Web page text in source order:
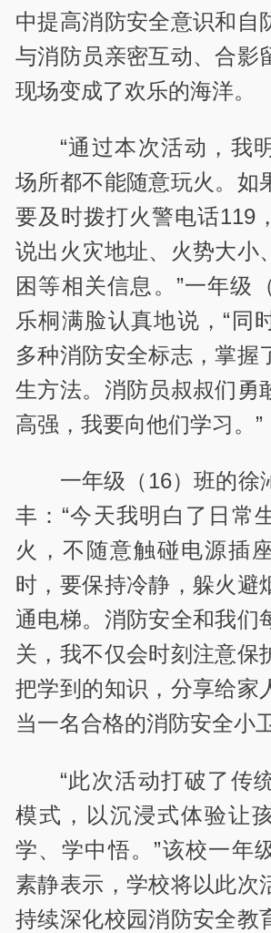
中提高消防安全意识和自
与消防员亲密互动、合影
现场变成了欢乐的海洋。
“通过本次活动，我
场所都不能随意玩火。如
要及时拨打火警电话119
说出火灾地址、火势大小
困等相关信息。”一年级
乐桐满脸认真地说，“同
多种消防安全标志，掌握
生方法。消防员叔叔们勇
高强，我要向他们学习。”
一年级（16）班的徐
丰：“今天我明白了日常
火，不随意触碰电源插
时，要保持冷静，躲火避
通电梯。消防安全和我们
关，我不仅会时刻注意保
把学到的知识，分享给家
当一名合格的消防安全小
“此次活动打破了传
模式，以沉浸式体验让
学、学中悟。”该校一年
素静表示，学校将以此次
持续深化校园消防安全教